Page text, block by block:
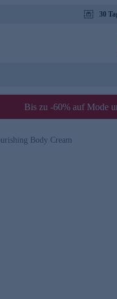
30
Bis zu -60% auf Mode
Body Cream